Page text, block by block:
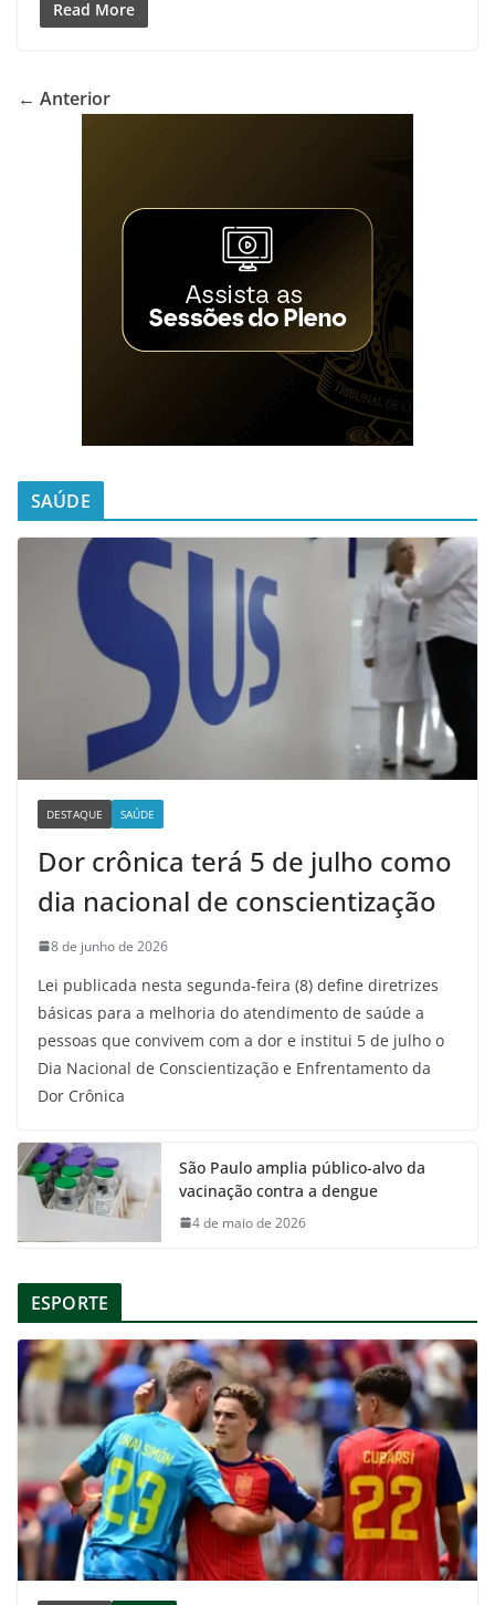
Read More
← Anterior
SAÚDE
DESTAQUE SAÚDE
Dor crônica terá 5 de julho como
dia nacional de conscientização
8 de junho de 2026
Lei publicada nesta segunda-feira (8) define diretrizes
básicas para a melhoria do atendimento de saúde a
pessoas que convivem com a dor e institui 5 de julho o
Dia Nacional de Conscientização e Enfrentamento da
Dor Crônica
São Paulo amplia público-alvo da
vacinação contra a dengue
4 de maio de 2026
ESPORTE